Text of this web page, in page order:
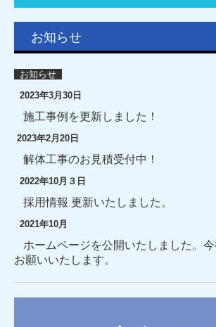
お知らせ
お知らせ
2023年3月30日
施工事例を更新しました！
2023年2月20日
解体工事のお見積受付中！
2022年10月３日
採用情報 更新いたしました。
2021年10月
ホームページを公開いたしました。今
お願いいたします。